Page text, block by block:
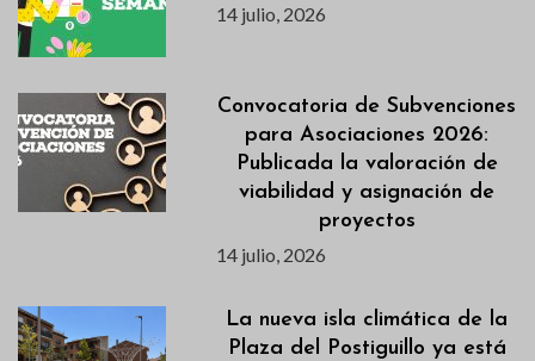
14 julio, 2026
Convocatoria de Subvenciones
para Asociaciones 2026:
Publicada la valoración de
viabilidad y asignación de
proyectos
14 julio, 2026
La nueva isla climática de la
Plaza del Postiguillo ya está